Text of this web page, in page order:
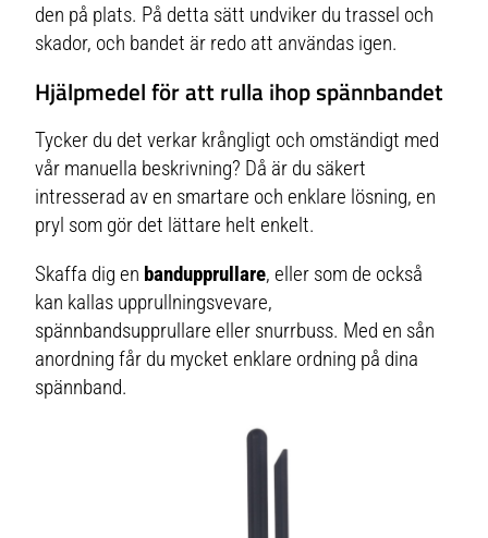
den på plats. På detta sätt undviker du trassel och
skador, och bandet är redo att användas igen.
Hjälpmedel för att rulla ihop spännbandet
Tycker du det verkar krångligt och omständigt med
vår manuella beskrivning? Då är du säkert
intresserad av en smartare och enklare lösning, en
pryl som gör det lättare helt enkelt.
Skaffa dig en bandupprullare, eller som de också
kan kallas upprullningsvevare,
spännbandsupprullare eller snurrbuss. Med en sån
anordning får du mycket enklare ordning på dina
spännband.